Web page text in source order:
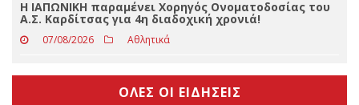
Ξεσπά ο Τσιάκαλος: Δεν φτύνουμε στο πιάτο που
έχουμε φάει…
07/08/2026 Τοπικά - Θεσσαλικά
Η ΙΑΠΩΝΙΚΗ παραμένει Χορηγός Ονοματοδοσίας του
Α.Σ. Καρδίτσας για 4η διαδοχική χρονιά!